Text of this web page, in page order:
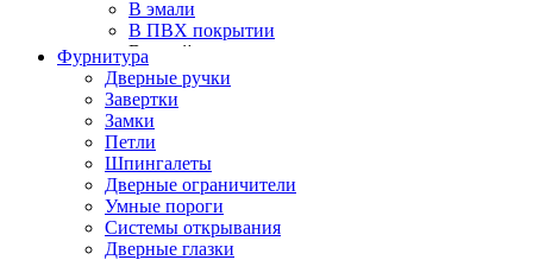
В эмали
В ПВХ покрытии
В какой интерьер:
В классическом стиле
В современном стиле
В стиле лофт
В стиле неоклассика
В стиле прованс
В скандинавском стиле
Фурнитура
Дверные ручки
Завертки
Замки
Петли
Шпингалеты
Дверные ограничители
Умные пороги
Системы открывания
Дверные глазки